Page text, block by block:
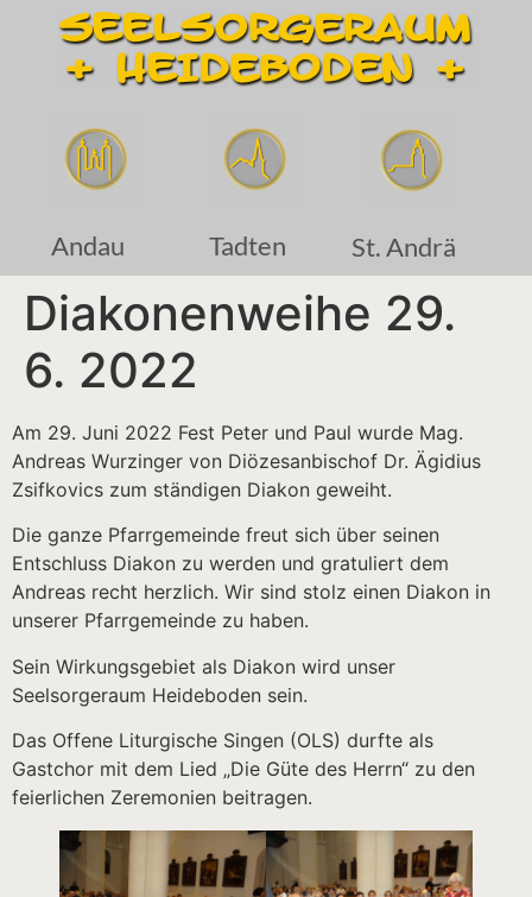
Andau Tadten St. Andrä
Diakonenweihe 29.
6. 2022
Am 29. Juni 2022 Fest Peter und Paul wurde Mag.
Andreas Wurzinger von Diözesanbischof Dr. Ägidius
Zsifkovics zum ständigen Diakon geweiht.
Die ganze Pfarrgemeinde freut sich über seinen
Entschluss Diakon zu werden und gratuliert dem
Andreas recht herzlich. Wir sind stolz einen Diakon in
unserer Pfarrgemeinde zu haben.
Sein Wirkungsgebiet als Diakon wird unser
Seelsorgeraum Heideboden sein.
Das Offene Liturgische Singen (OLS) durfte als
Gastchor mit dem Lied „Die Güte des Herrn“ zu den
feierlichen Zeremonien beitragen.